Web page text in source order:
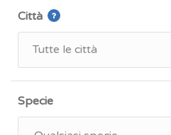
Città
Specie